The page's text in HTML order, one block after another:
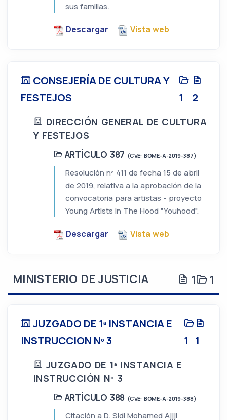
sus familias.
Descargar Vista web
CONSEJERÍA DE CULTURA Y
FESTEJOS
1 2
DIRECCIÓN GENERAL DE CULTURA
Y FESTEJOS
ARTÍCULO 387 (CVE: BOME-A-2019-387)
Resolución nº 411 de fecha 15 de abril
de 2019, relativa a la aprobación de la
convocatoria para artistas - proyecto
Young Artists In The Hood "Youhood".
Descargar Vista web
MINISTERIO DE JUSTICIA 1 1
JUZGADO DE 1ª INSTANCIA E
INSTRUCCION Nº 3
1 1
JUZGADO DE 1ª INSTANCIA E
INSTRUCCIÓN Nº 3
ARTÍCULO 388 (CVE: BOME-A-2019-388)
Citación a D. Sidi Mohamed Ajjji